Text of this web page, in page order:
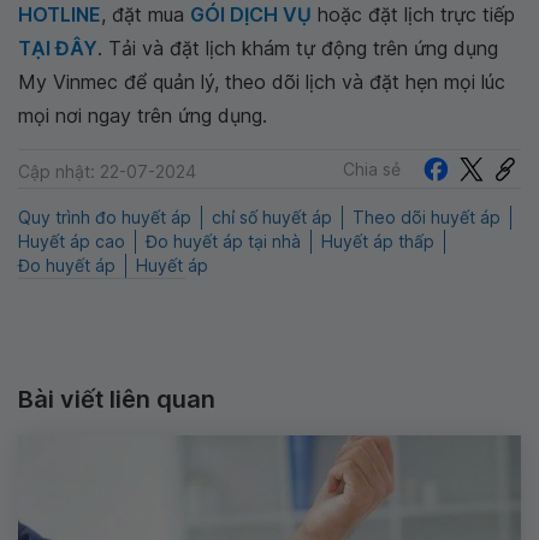
HOTLINE, đặt mua GÓI DỊCH VỤ hoặc đặt lịch trực tiếp
TẠI ĐÂY. Tải và đặt lịch khám tự động trên ứng dụng
My Vinmec để quản lý, theo dõi lịch và đặt hẹn mọi lúc
mọi nơi ngay trên ứng dụng.
Cập nhật: 22-07-2024 Chia sẻ
Quy trình đo huyết áp chỉ số huyết áp
Theo dõi huyết áp
Huyết áp cao
Đo huyết áp tại nhà
Huyết áp thấp
Đo huyết áp
Huyết áp
Bài viết liên quan